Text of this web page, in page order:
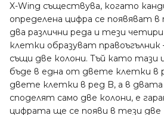
X-Wing съществува, когато
определена цифра се появяват
два различни реда и тези
клетки образуват
същи две колони. Тъй като тази
бъде в една от двете клетки в
двете клетки в ред B, а в
споделят само две колони, е
цифрата ще се появи в тези две